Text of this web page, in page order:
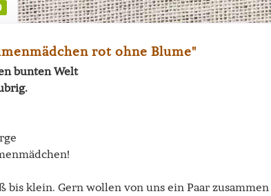
rot ohne Blume"
bunten Welt
klein. Gern wollen von uns ein Paar